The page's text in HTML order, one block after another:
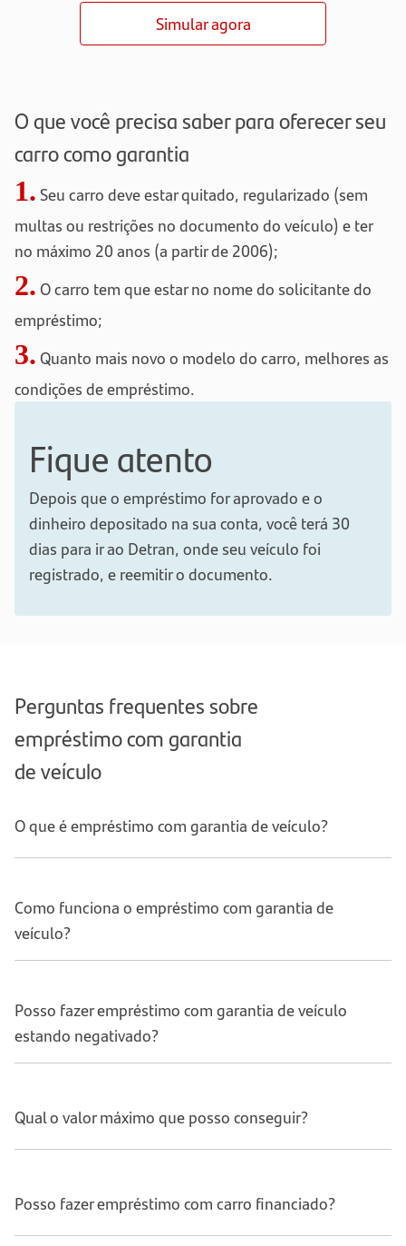
Simular agora
O que você precisa saber para oferecer seu
carro como garantia
1. Seu carro deve estar quitado, regularizado (sem
multas ou restrições no documento do veículo) e ter
no máximo 20 anos (a partir de 2006);
2. O carro tem que estar no nome do solicitante do
empréstimo;
3. Quanto mais novo o modelo do carro, melhores as
condições de empréstimo.
Fique atento
Depois que o empréstimo for aprovado e o
dinheiro depositado na sua conta, você terá 30
dias para ir ao Detran, onde seu veículo foi
registrado, e reemitir o documento.
Perguntas frequentes sobre
empréstimo com garantia
de veículo
O que é empréstimo com garantia de veículo?
Como funciona o empréstimo com garantia de
veículo?
Posso fazer empréstimo com garantia de veículo
estando negativado?
Qual o valor máximo que posso conseguir?
Posso fazer empréstimo com carro financiado?